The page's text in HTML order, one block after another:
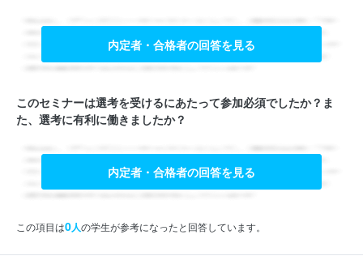
内定者・合格者の回答を見る
このセミナーは選考を受けるにあたって参加必須でしたか？ま
た、選考に有利に働きましたか？
内定者・合格者の回答を見る
この項目は0人の学生が参考になったと回答しています。